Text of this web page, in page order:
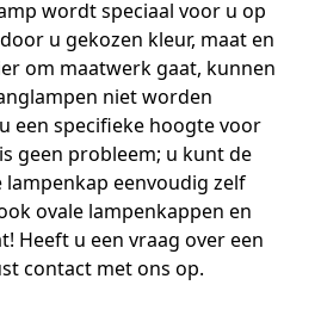
wordt speciaal voor u op
u gekozen kleur, maat en
om maatwerk gaat, kunnen
niet worden
een specifieke hoogte voor
geen probleem; u kunt de
lampenkap eenvoudig zelf
ovale lampenkappen en
! Heeft u een vraag over een
contact met ons op.